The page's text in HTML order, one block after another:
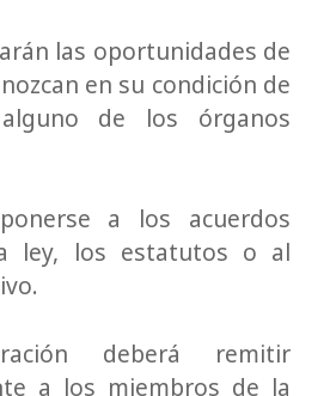
las oportunidades de
en su condición de
de los órganos
a los acuerdos
ley, los estatutos o al
deberá remitir
a los miembros de la